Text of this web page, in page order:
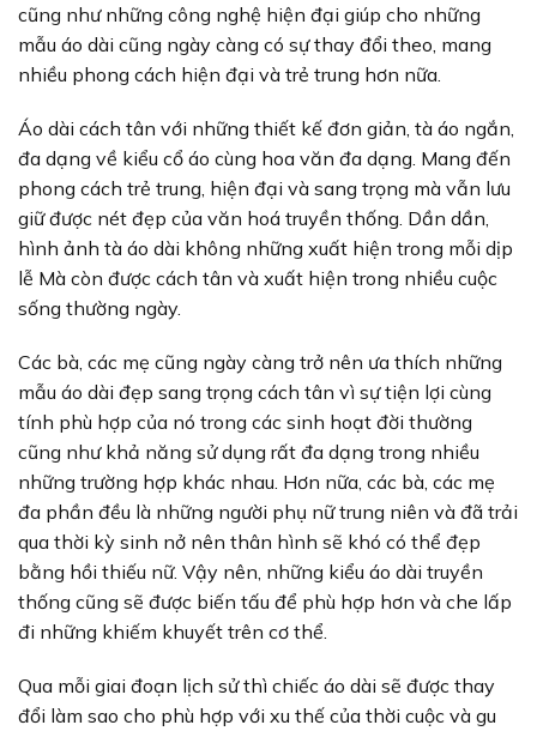
cũng như những công nghệ hiện đại giúp cho những
mẫu áo dài cũng ngày càng có sự thay đổi theo, mang
nhiều phong cách hiện đại và trẻ trung hơn nữa.
Áo dài cách tân với những thiết kế đơn giản, tà áo ngắn,
đa dạng về kiểu cổ áo cùng hoa văn đa dạng. Mang đến
phong cách trẻ trung, hiện đại và sang trọng mà vẫn lưu
giữ được nét đẹp của văn hoá truyền thống. Dần dần,
hình ảnh tà áo dài không những xuất hiện trong mỗi dịp
lễ Mà còn được cách tân và xuất hiện trong nhiều cuộc
sống thường ngày.
Các bà, các mẹ cũng ngày càng trở nên ưa thích những
mẫu áo dài đẹp sang trọng cách tân vì sự tiện lợi cùng
tính phù hợp của nó trong các sinh hoạt đời thường
cũng như khả năng sử dụng rất đa dạng trong nhiều
những trường hợp khác nhau. Hơn nữa, các bà, các mẹ
đa phần đều là những người phụ nữ trung niên và đã trải
qua thời kỳ sinh nở nên thân hình sẽ khó có thể đẹp
bằng hồi thiếu nữ. Vậy nên, những kiểu áo dài truyền
thống cũng sẽ được biến tấu để phù hợp hơn và che lấp
đi những khiếm khuyết trên cơ thể.
Qua mỗi giai đoạn lịch sử thì chiếc áo dài sẽ được thay
đổi làm sao cho phù hợp với xu thế của thời cuộc và gu